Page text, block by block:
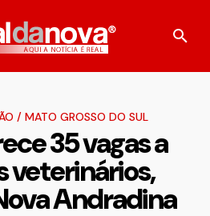
/ MATO GROSSO DO SUL
35 vagas a
veterinários,
Andradina